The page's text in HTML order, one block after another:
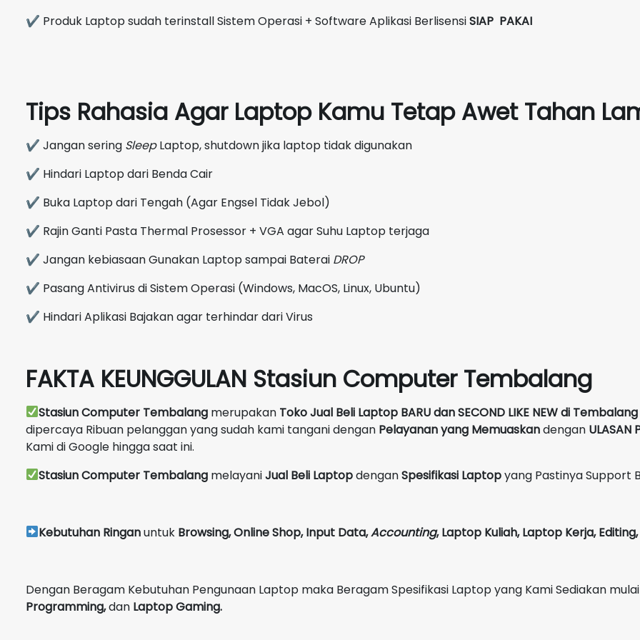
✔ Produk Laptop sudah terinstall Sistem Operasi + Software Aplikasi BerlisensiSIAP PAKAI
Tips Rahasia Agar Laptop Kamu Tetap Awet Tahan
✔ Jangan sering SleepLaptop, shutdown jika laptop tidak digunakan
✔ Hindari Laptop dari Benda Cair
✔ Buka Laptop dari Tengah (Agar Engsel Tidak Jebol)
✔ Rajin Ganti Pasta Thermal Prosessor + VGA agar Suhu Laptop terjaga
✔ Jangan kebiasaan Gunakan Laptop sampai Baterai DROP
✔ Pasang Antivirus di Sistem Operasi (Windows, MacOS, Linux, Ubuntu)
✔ Hindari Aplikasi Bajakan agar terhindar dari Virus
FAKTA KEUNGGULAN Stasiun Computer Tembalang
Stasiun Computer Tembalang merupakan Toko Jual Beli Laptop BARU dan SECOND LIKE NEWdi Tembalang
dipercaya Ribuan pelanggan yang sudah kami tangani dengan Pelayanan yang Memuaskandengan ULASAN
Kami di Google hingga saat ini.
Stasiun Computer Tembalang melayaniJual Beli LaptopdenganSpesifikasi Laptopyang Pastinya Support
Kebutuhan Ringanuntuk Browsing, Online Shop, Input Data,Accounting, Laptop Kuliah, Laptop Kerja,
Dengan Beragam Kebutuhan Pengunaan Laptop maka Beragam Spesifikasi Laptop yang Kami Sediakan
Programming,dan Laptop Gaming.